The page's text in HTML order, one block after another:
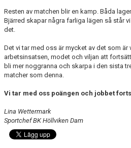
Resten av matchen blir en kamp. Båda
Bjärred skapar några farliga lägen så står
det.
Det vi tar med oss är mycket av det som är
arbetsinsatsen, modet och viljan att
bli mer noggranna och skarpa i den sista
matcher som denna.
Vi tar med oss poängen och jobbet
Lina Wettermark
Sportchef BK Höllviken Dam